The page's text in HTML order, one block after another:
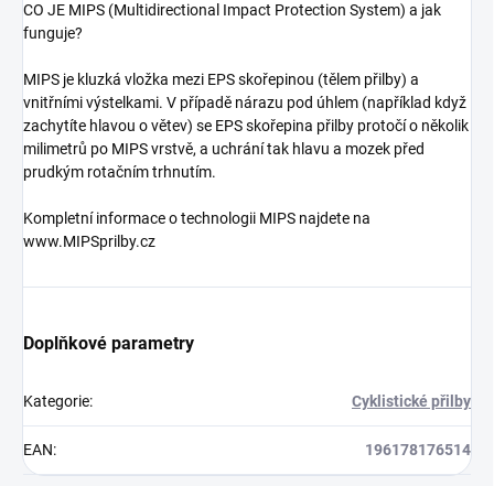
CO JE MIPS (Multidirectional Impact Protection System) a jak
funguje?
MIPS je kluzká vložka mezi EPS skořepinou (tělem přilby) a
vnitřními výstelkami. V případě nárazu pod úhlem (například když
zachytíte hlavou o větev) se EPS skořepina přilby protočí o několik
milimetrů po MIPS vrstvě, a uchrání tak hlavu a mozek před
prudkým rotačním trhnutím.
Kompletní informace o technologii MIPS najdete na
www.MIPSprilby.cz
Doplňkové parametry
Kategorie: Cyklistické přilby
EAN: 196178176514